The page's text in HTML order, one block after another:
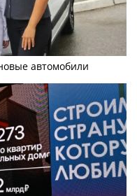
автомобили